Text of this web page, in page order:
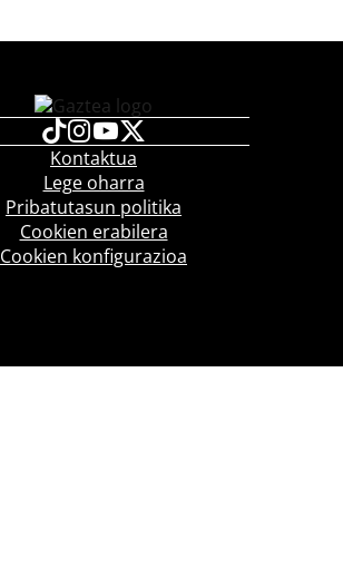
Kontaktua
Lege oharra
Pribatutasun politika
Cookien erabilera
Cookien konfigurazioa